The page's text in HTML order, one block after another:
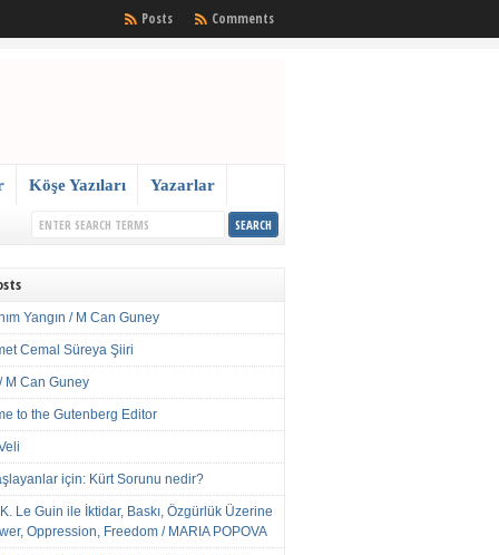
Comments
Posts
Köşe Yazıları Yazarlar
Yangın / M Can Guney
Cemal Süreya Şiiri
M Can Guney
to the Gutenberg Editor
için: Kürt Sorunu nedir?
Le Guin ile İktidar, Baskı, Özgürlük Üzerine
Oppression, Freedom / MARIA POPOVA